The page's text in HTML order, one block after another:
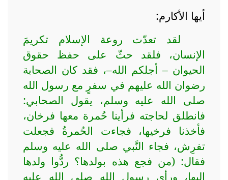
أيها الأكارم:
لقد تعدّت روعة الإسلام تكريمَ
الإنسان، فلقد حثّ على حفظ حقوق
الحيوان – أجلكم الله–، فقد كان الصحابة
رضوان الله عليهم في سفرٍ مع رسول الله
صلى الله عليه وسلم، يقول الصحابي:
فانطلق لحاجته فرأينا حُمرة معها فرخان،
فأخذنا فرخيها، فجاءت الحُمرةُ فجعلت
تفرِش، فجاء النَّبي صلى الله عليه وسلم
فقال: (من فجع هذه بولدها؟ ردُّوا ولدها
إليها، ورأى رسول الله صلى الله عليه